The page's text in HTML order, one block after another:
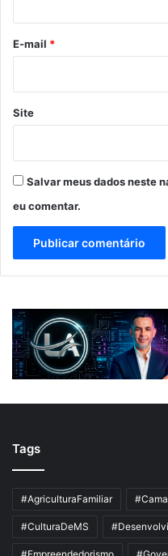
*
E-mail *
Site
Salvar meus dados neste
eu comentar.
Tags
#AgriculturaFamiliar
#CulturaDeMS